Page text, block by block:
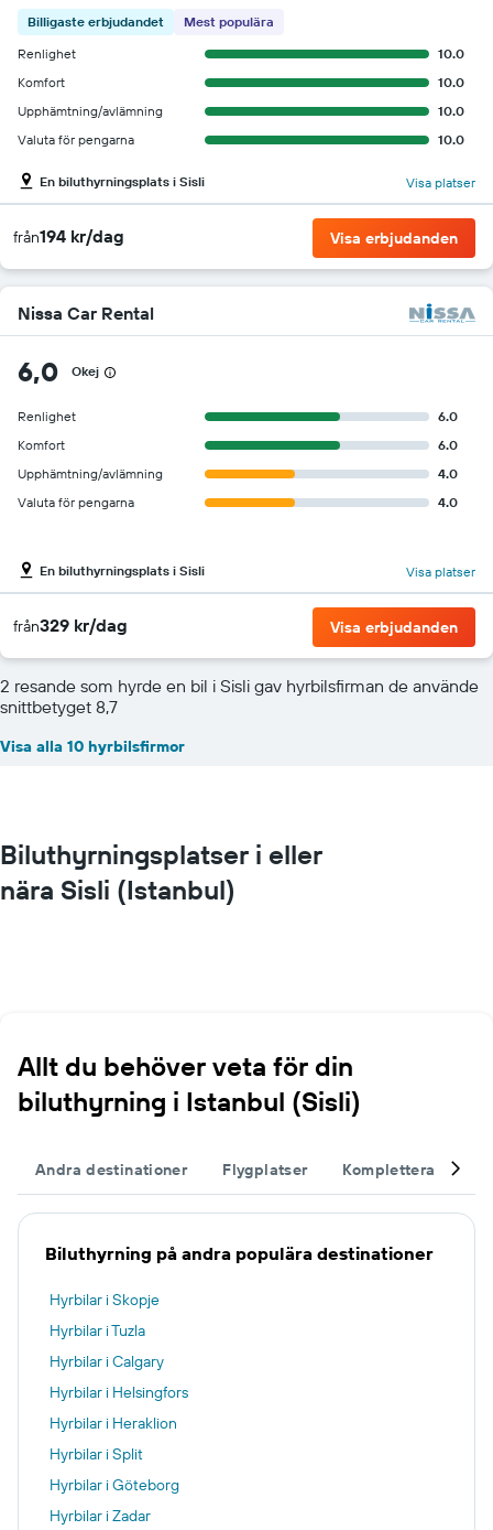
Billigaste erbjudandet
Mest populära
Renlighet
10.0
Komfort
10.0
Upphämtning/avlämning
10.0
Valuta för pengarna
10.0
En biluthyrningsplats i Sisli Visa platser
från194 kr/dag Visa erbjudanden
Nissa Car Rental
6,0 Okej
Renlighet
6.0
Komfort
6.0
Upphämtning/avlämning
4.0
Valuta för pengarna
4.0
En biluthyrningsplats i Sisli Visa platser
från329 kr/dag Visa erbjudanden
2 resande som hyrde en bil i Sisli gav hyrbilsfirman de använde
snittbetyget 8,7
Visa alla 10 hyrbilsfirmor
Biluthyrningsplatser i eller
nära Sisli (Istanbul)
Allt du behöver veta för din
biluthyrning i Istanbul (Sisli)
Andra destinationer Flygplatser Komplettera din
Biluthyrning på andra populära destinationer
Hyrbilar i Skopje
Hyrbilar i Tuzla
Hyrbilar i Calgary
Hyrbilar i Helsingfors
Hyrbilar i Heraklion
Hyrbilar i Split
Hyrbilar i Göteborg
Hyrbilar i Zadar